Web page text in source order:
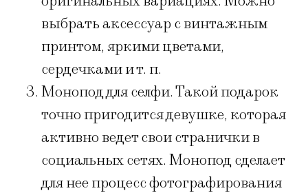
выбрать аксессуар с винтажным
принтом, яркими цветами,
сердечками и т. п.
Монопод для селфи. Такой подарок
точно пригодится девушке, которая
активно ведет свои странички в
социальных сетях. Монопод сделает
для нее процесс фотографирования